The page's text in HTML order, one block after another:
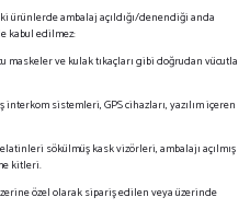
ürünlerde ambalaj açıldığı/denendiği anda
kabul edilmez:
maskeler ve kulak tıkaçları gibi doğrudan vücutla
interkom sistemleri, GPS cihazları, yazılım içeren
sökülmüş kask vizörleri, ambalajı açılmış
kitleri.
özel olarak sipariş edilen veya üzerinde